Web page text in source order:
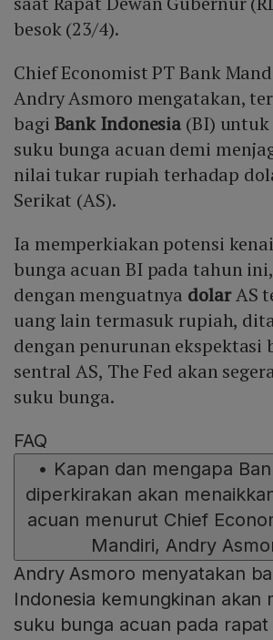
besok (23/4).
Chief Economist PT Bank
Andry Asmoro mengatakan,
bagi Bank Indonesia (BI)
suku bunga acuan demi
nilai tukar rupiah terhadap
Serikat (AS).
Ia memperkiakan potensi
bunga acuan BI pada tahun
dengan menguatnya dolarAS
uang lain termasuk rupiah,
dengan penurunan ekspektasi
sentral AS, The Fed akan
suku bunga.
FAQ
• Kapan dan mengapa
diperkirakan akan
acuan menurut Chief
Mandiri, Andry
Andry Asmoro menyatakan
Indonesia kemungkinan akan
suku bunga acuan pada rapat